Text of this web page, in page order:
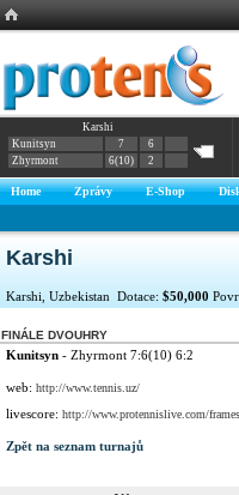
Karshi
Kunitsyn
7
6
Zhyrmont
6(10) 2
Home Zprávy E-Shop
Karshi
Karshi, Uzbekistan Dotace: $50,000
FINÁLE DVOUHRY
Kunitsyn - Zhyrmont 7:6(10) 6:2
web: http://www.tennis.uz/
livescore: http://www.protennislive.com/
Zpět na seznam turnajů